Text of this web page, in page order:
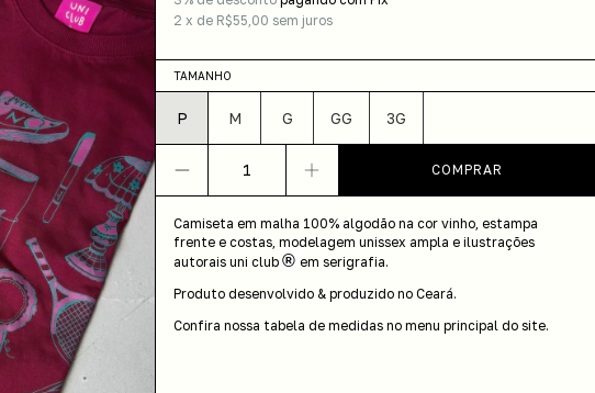
2 x de R$55,00 sem juros
TAMANHO
P M G GG 3G
Camiseta em malha 100% algodão na cor vinho, estampa
frente e costas, modelagem unissex ampla e ilustrações
autorais uni club ® em serigrafia.
Produto desenvolvido & produzido no Ceará.
Confira nossa tabela de medidas no menu principal do site.